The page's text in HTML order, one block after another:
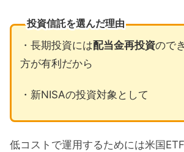
投資信託を選んだ理由
・長期投資には配当金再投資ので
方が有利だから
・新NISAの投資対象として
低コストで運用するためには米国